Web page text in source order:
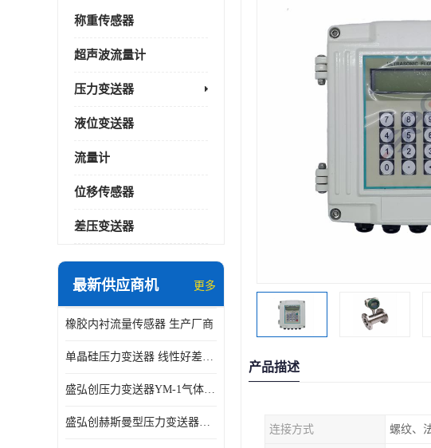
称重传感器
超声波流量计
压力变送器
液位变送器
流量计
位移传感器
差压变送器
最新供应商机 更多
橡胶内衬流量传感器 生产厂商
单晶硅压力变送器 线性好差压变送器
盛弘创压力变送器YM-1气体压力传感器负压计
盛弘创赫斯曼型压力变送器HG200 液体压力传感器负压计
产品描述
连接方式 螺纹、